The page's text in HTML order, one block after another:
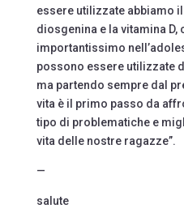
essere utilizzate abbiamo
diosgenina e la vitamina D,
importantissimo
possono essere utilizzate
ma partendo sempre dal
vita è il primo passo da
tipo di problematiche e
vita delle nostre ragazze”.
—
salute